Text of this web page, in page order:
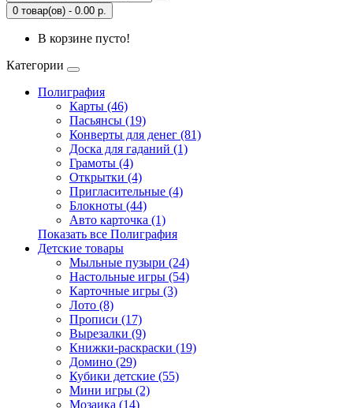
0 товар(ов) - 0.00 р.
В корзине пусто!
Категории
Полиграфия
Карты (46)
Пасьянсы (19)
Конверты для денег (81)
Доска для гаданий (1)
Грамоты (4)
Открытки (4)
Пригласительные (4)
Блокноты (44)
Авто карточка (1)
Показать все Полиграфия
Детские товары
Мыльные пузыри (24)
Настольные игры (54)
Карточные игры (3)
Лото (8)
Прописи (17)
Вырезалки (9)
Книжки-раскраски (19)
Домино (29)
Кубики детские (55)
Мини игры (2)
Мозаика (14)